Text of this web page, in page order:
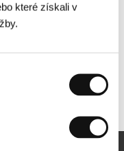
které získali v